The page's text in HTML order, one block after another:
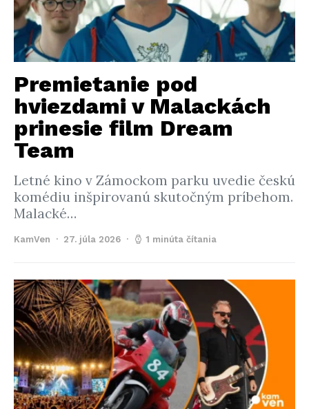
Premietanie pod
hviezdami v Malackách
prinesie film Dream
Team
Letné kino v Zámockom parku uvedie českú
komédiu inšpirovanú skutočným príbehom.
Malacké…
KamVen 27. júla 2026 1 minúta čítania